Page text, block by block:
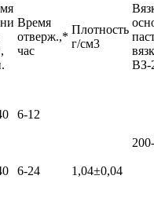
Время
отверж.,*
час
Плотность
г/см3
ВЗ-
6-12
1,04±0,04
6-24